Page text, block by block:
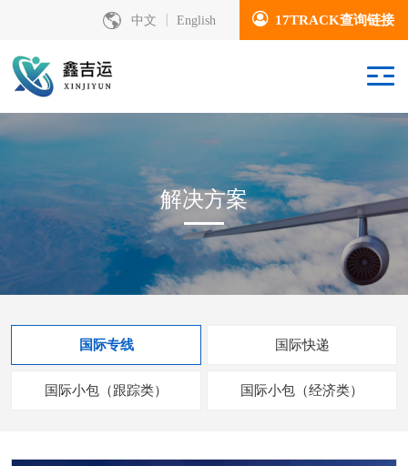
中文 English 17TRACK查询链接
解决方案
国际专线 国际快递
国际小包（跟踪类） 国际小包（经济类）